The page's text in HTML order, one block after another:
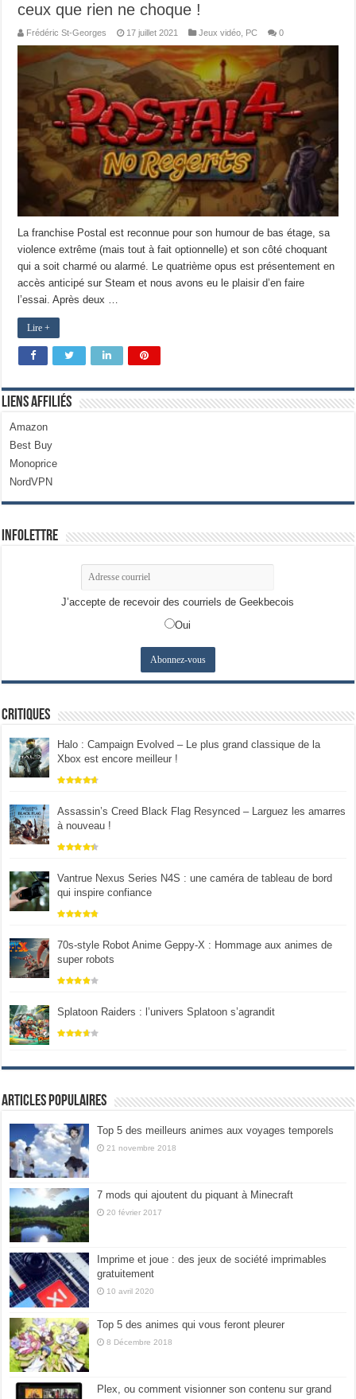
ceux que rien ne choque !
Frédéric St-Georges 17 juillet 2021 Jeux vidéo PC 0
La franchise Postal est reconnue pour son humour de bas étage, sa
violence extrême (mais tout à fait optionnelle) et son côté choquant
qui a soit charmé ou alarmé. Le quatrième opus est présentement en
accès anticipé sur Steam et nous avons eu le plaisir d’en faire
l’essai. Après deux …
Lire +
Liens Affiliés
Amazon
Best Buy
Monoprice
NordVPN
Infolettre
J’accepte de recevoir des courriels de Geekbecois
Oui
Critiques
Halo : Campaign Evolved – Le plus grand classique de la
Xbox est encore meilleur !
Assassin’s Creed Black Flag Resynced – Larguez les amarres
à nouveau !
Vantrue Nexus Series N4S : une caméra de tableau de bord
qui inspire confiance
70s-style Robot Anime Geppy-X : Hommage aux animes de
super robots
Splatoon Raiders : l’univers Splatoon s’agrandit
Articles populaires
Top 5 des meilleurs animes aux voyages temporels
21 novembre 2018
7 mods qui ajoutent du piquant à Minecraft
20 février 2017
Imprime et joue : des jeux de société imprimables
gratuitement
10 avril 2020
Top 5 des animes qui vous feront pleurer
8 Décembre 2018
Plex, ou comment visionner son contenu sur grand